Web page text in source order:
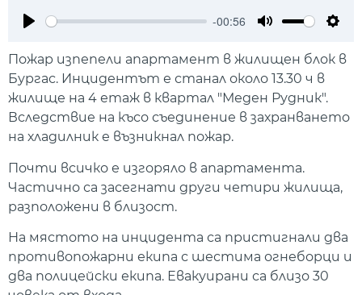
-00:56
Пожар изпепели апартамент в жилищен блок в
Бургас. Инцидентът е станал около 13.30 ч в
жилище на 4 етаж в квартал "Меден Рудник".
Вследствие на късо съединение в захранването
на хладилник е възникнал пожар.
Почти всичко е изгоряло в апартамента.
Частично са засегнати други четири жилища,
разположени в близост.
На мястото на инцидента са пристигнали два
противопожарни екипа с шестима огнеборци и
два полицейски екипа. Евакуирани са близо 30